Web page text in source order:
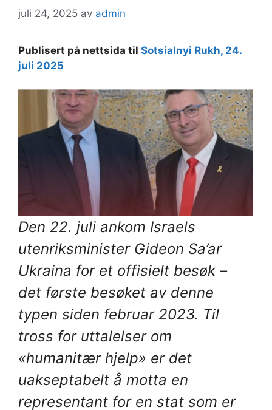
juli 24, 2025 av admin
Publisert på nettsida til Sotsialnyi Rukh, 24.
juli 2025
Den 22. juli ankom Israels
utenriksminister Gideon Sa’ar
Ukraina for et offisielt besøk –
det første besøket av denne
typen siden februar 2023. Til
tross for uttalelser om
«humanitær hjelp» er det
uakseptabelt å motta en
representant for en stat som er